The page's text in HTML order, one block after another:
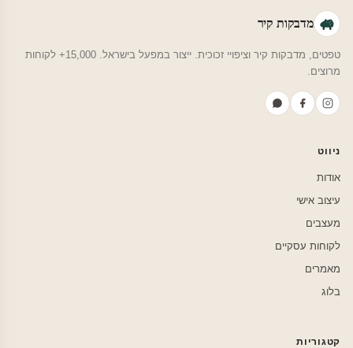
מדבקות קיר
טפטים, מדבקות קיר וציפויי זכוכית. ייצור במפעל בישראל. 15,000+ לקוחות
מרוצים.
ניווט
אודות
עיצוב אישי
מעצבים
לקוחות עסקיים
מאמרים
בלוג
קטגוריות